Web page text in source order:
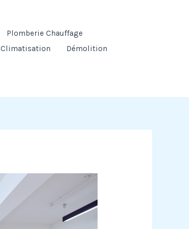
Plomberie Chauffage
Climatisation
Démolition